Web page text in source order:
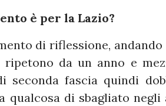
è per la Lazio?
di riflessione,
ripetono da un anno e
seconda fascia quindi
qualcosa di sbagliato